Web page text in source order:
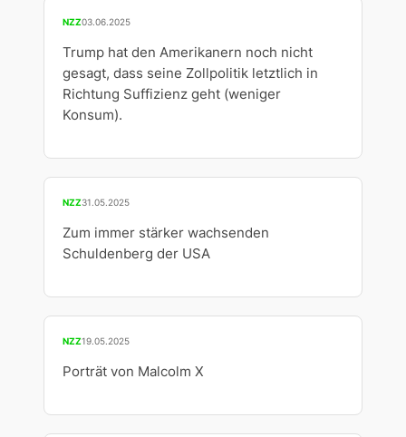
NZZ03.06.2025
Trump hat den Amerikanern noch nicht
gesagt, dass seine Zollpolitik letztlich in
Richtung Suffizienz geht (weniger
Konsum).
NZZ31.05.2025
Zum immer stärker wachsenden
Schuldenberg der USA
NZZ19.05.2025
Porträt von Malcolm X